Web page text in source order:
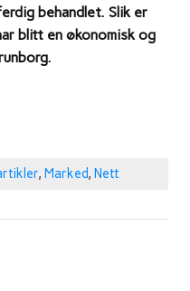
behandlet. Slik er
blitt en økonomisk og
, Marked, Nett